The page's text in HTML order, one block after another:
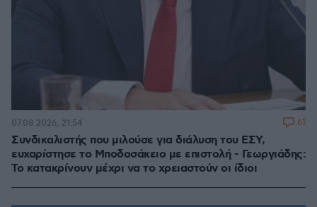
Συνδικαλιστής που μιλούσε για διάλυση του ΕΣΥ,
ευχαρίστησε το Μποδοσάκειο με επιστολή - Γεωργιάδης:
Το κατακρίνουν μέχρι να το χρειαστούν οι ίδιοι
07.08.2026, 21:54 61